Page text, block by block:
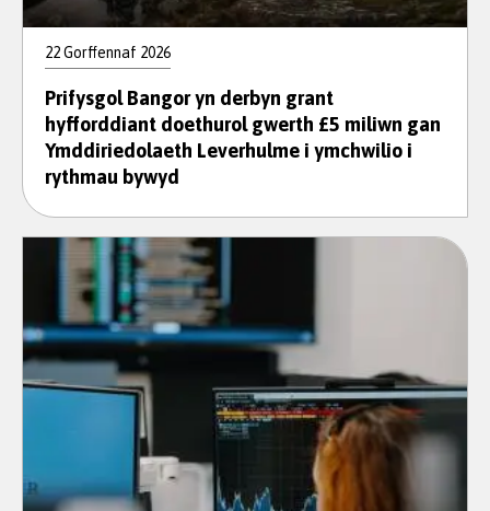
22 Gorffennaf 2026
Prifysgol Bangor yn derbyn grant
hyfforddiant doethurol gwerth £5 miliwn gan
Ymddiriedolaeth Leverhulme i ymchwilio i
rythmau bywyd